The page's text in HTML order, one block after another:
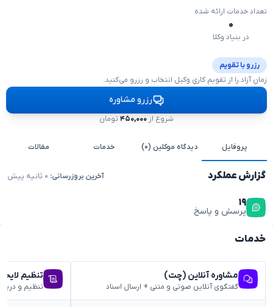
تعداد خدمات ارائه شده
۰
در بنیاد وکلا
رزرو با تقویم
زمانِ آزاد را از تقویمِ کاریِ وکیل انتخاب و رزرو می‌کنید.
رزرو مشاوره
شروع از ۴۵۰,۰۰۰تومان
پروفایل دیدگاه موکلین (۰) خدمات مقالات
گزارش عملکرد آخرین بروزرسانی:
۱۹
پرسش و پاسخ
خدمات
مشاوره آنلاین (چت)
گفتگوی آنلاین صوتی و متنی + ارسال اسناد
تنظیم لایحه
تنظیم و